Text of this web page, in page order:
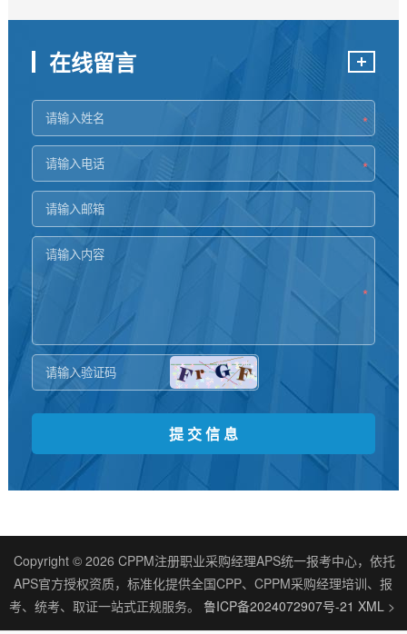
在线留言
*
*
*
*
Copyright © 2026 CPPM注册职业采购经理APS统一报考中心，依托
APS官方授权资质，标准化提供全国CPP、CPPM采购经理培训、报
考、统考、取证一站式正规服务。 鲁ICP备2024072907号-21 XML>